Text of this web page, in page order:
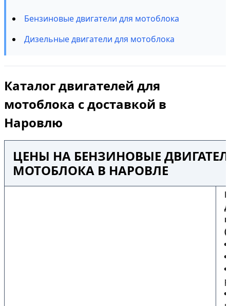
Бензиновые двигатели для мотоблока
Дизельные двигатели для мотоблока
Каталог двигателей для
мотоблока с доставкой в
Наровлю
ЦЕНЫ НА БЕНЗИНОВЫЕ
МОТОБЛОКА В НАРОВЛЕ